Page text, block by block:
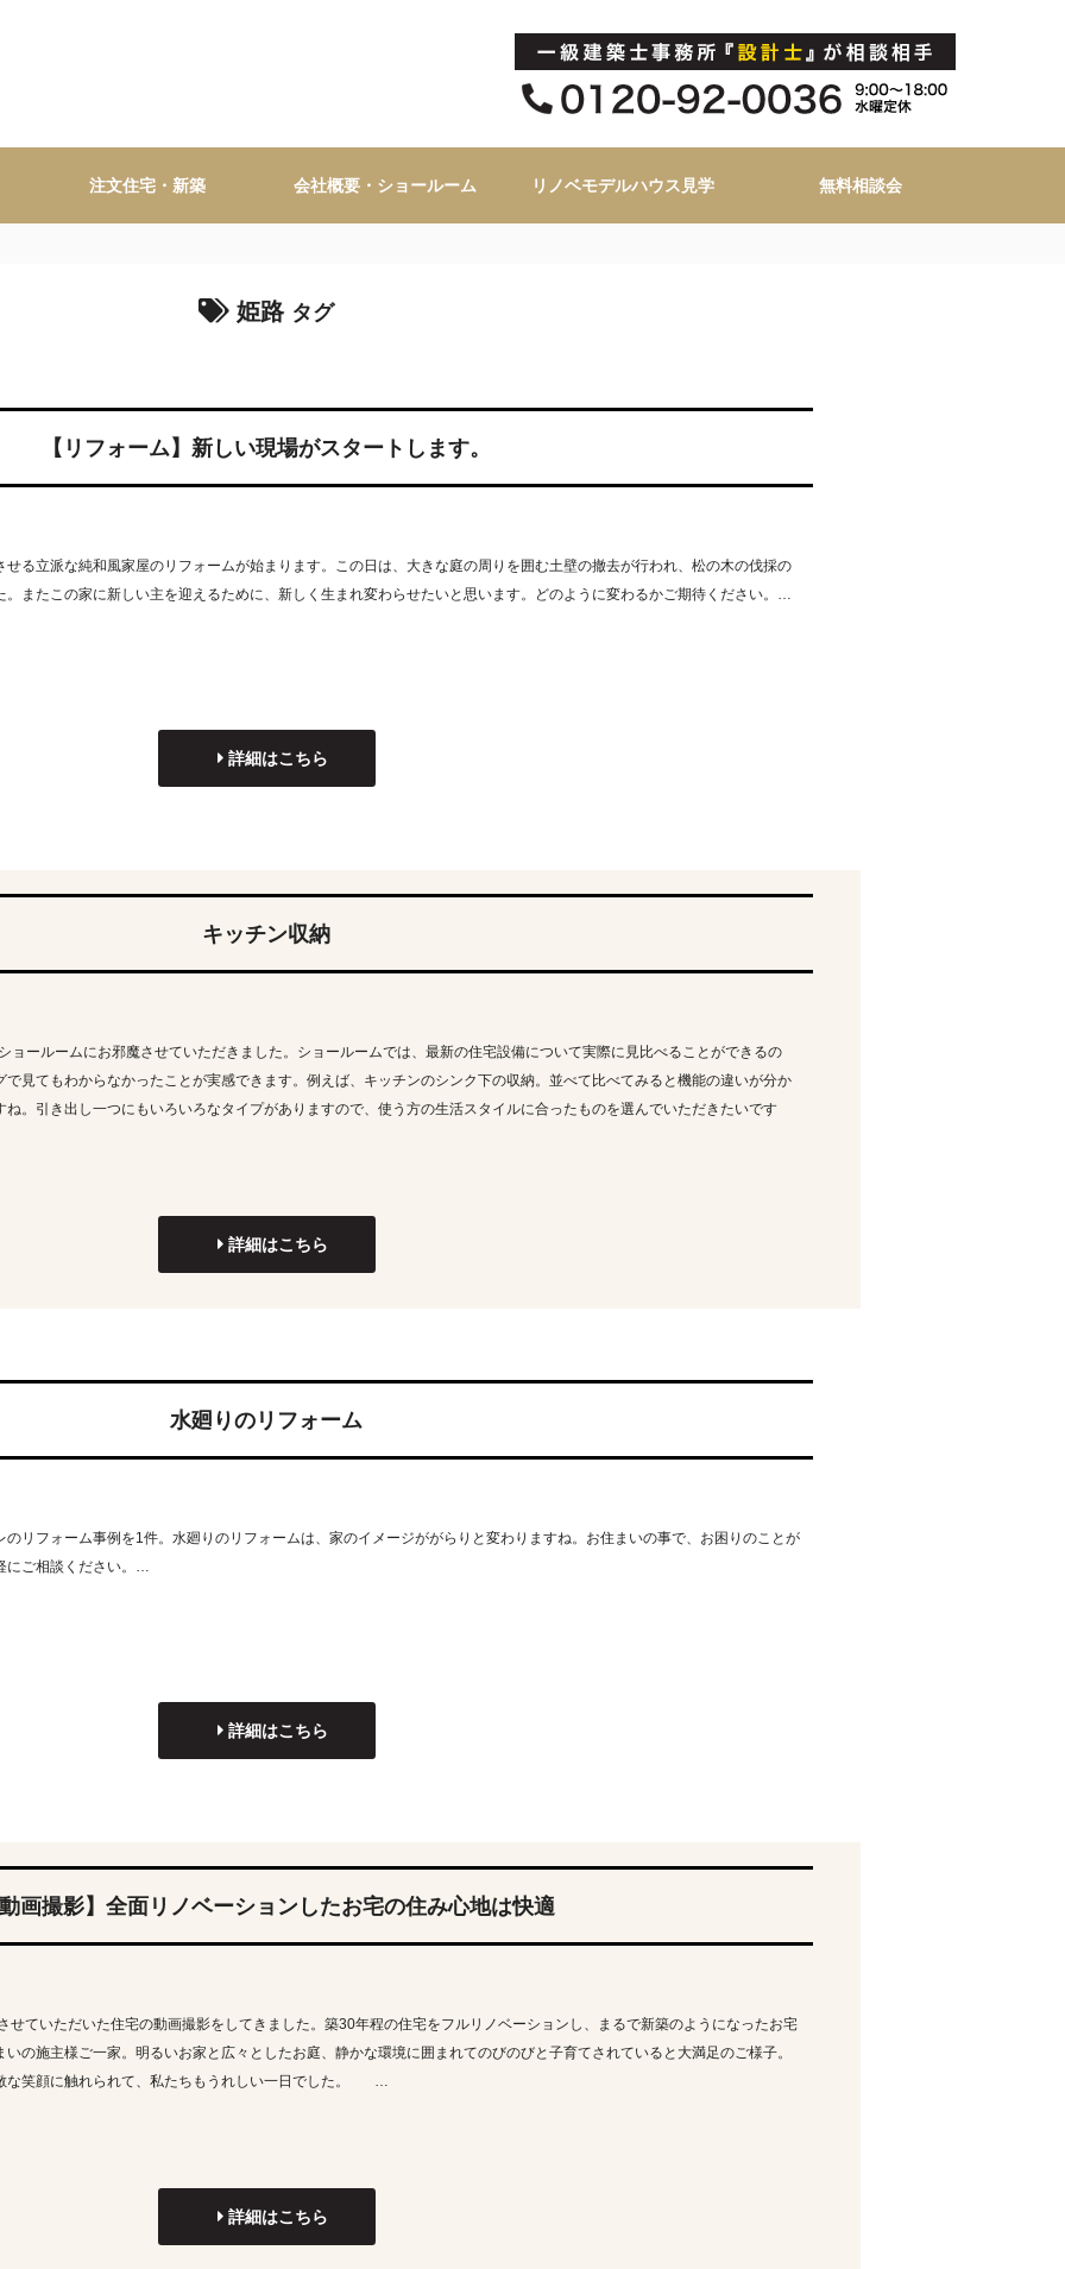
注文住宅・新築 会社概要・ショールーム リノベモデルハウス見学 無料相談会
姫路 タグ
【リフォーム】新しい現場がスタートします。
せる立派な純和風家屋のリフォームが始まります。この日は、大きな庭の周りを囲む土壁の撤去が行われ、松の木の伐採の
。またこの家に新しい主を迎えるために、新しく生まれ変わらせたいと思います。どのように変わるかご期待ください。…
詳細はこちら
キッチン収納
ョールームにお邪魔させていただきました。ショールームでは、最新の住宅設備について実際に見比べることができるの
で見てもわからなかったことが実感できます。例えば、キッチンのシンク下の収納。並べて比べてみると機能の違いが分か
ね。引き出し一つにもいろいろなタイプがありますので、使う方の生活スタイルに合ったものを選んでいただきたいです
詳細はこちら
水廻りのリフォーム
のリフォーム事例を1件。水廻りのリフォームは、家のイメージががらりと変わりますね。お住まいの事で、お困りのことが
にご相談ください。…
詳細はこちら
画撮影】全面リノベーションしたお宅の住み心地は快適
せていただいた住宅の動画撮影をしてきました。築30年程の住宅をフルリノベーションし、まるで新築のようになったお宅
いの施主様ご一家。明るいお家と広々としたお庭、静かな環境に囲まれてのびのびと子育てされていると大満足のご様子。
な笑顔に触れられて、私たちもうれしい一日でした。 …
詳細はこちら